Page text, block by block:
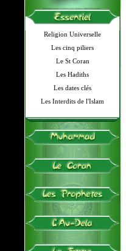
Religion Universelle
Les cinq piliers
Le St Coran
Les Hadiths
Les dates clés
Les Interdits de l'Islam